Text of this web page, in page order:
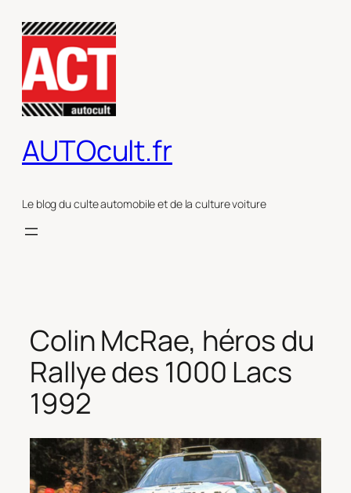
contenu
AUTOcult.fr
Le blog du culte automobile et de la culture voiture
Colin McRae, héros du
Rallye des 1000 Lacs
1992